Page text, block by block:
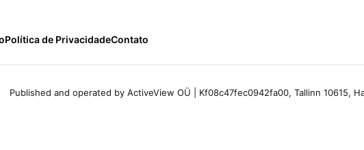
Política de PrivacidadeContato
Published and operated by ActiveView OÜ | Kf08c47fec0942fa00, Tallinn 10615,